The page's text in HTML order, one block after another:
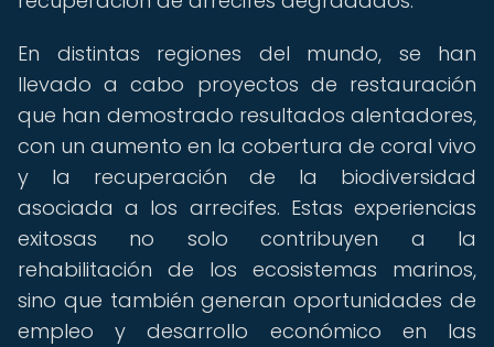
En distintas regiones del mundo, se han
llevado a cabo proyectos de restauración
que han demostrado resultados alentadores,
con un aumento en la cobertura de coral vivo
y la recuperación de la biodiversidad
asociada a los arrecifes. Estas experiencias
exitosas no solo contribuyen a la
rehabilitación de los ecosistemas marinos,
sino que también generan oportunidades de
empleo y desarrollo económico en las